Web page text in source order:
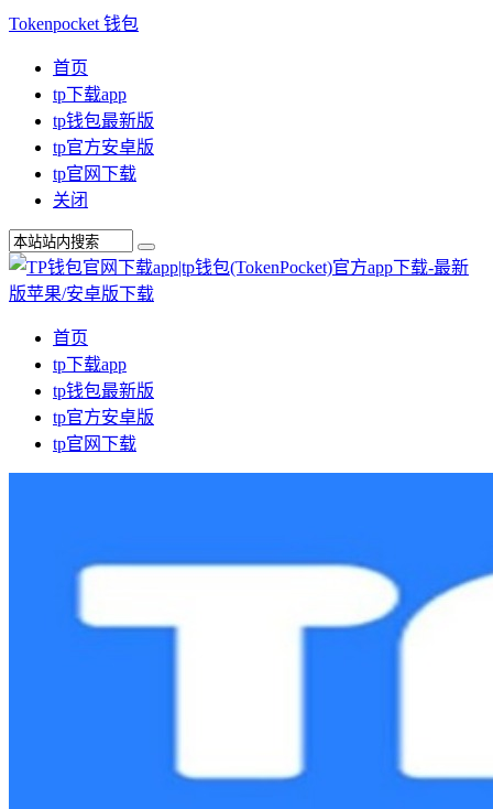
Tokenpocket 钱包
首页
tp下载app
tp钱包最新版
tp官方安卓版
tp官网下载
关闭
首页
tp下载app
tp钱包最新版
tp官方安卓版
tp官网下载